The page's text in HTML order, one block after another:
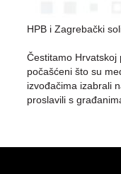
HPB i Zagrebački
Čestitamo Hrvatskoj
počašćeni što su
izvođačima izabrali
proslavili s